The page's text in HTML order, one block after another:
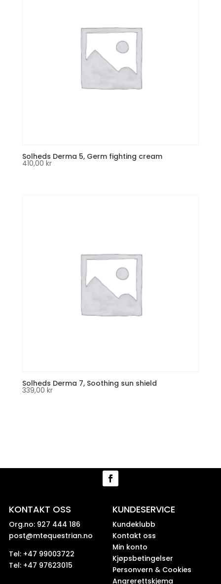
Solheds Derma 5, Germ fighting cream
410,00 kr
Solheds Derma 7, Soothing sun shield
339,00 kr
KONTAKT OSS
Org.no: 927 444 186
post@mtequestrian.no
Tel: +47 99003722
Tel: +47 97623015
KUNDESERVICE
Kundeklubb
Kontakt oss
Min konto
Kjøpsbetingelser
Personvern & Cookies
Angrerettskjema